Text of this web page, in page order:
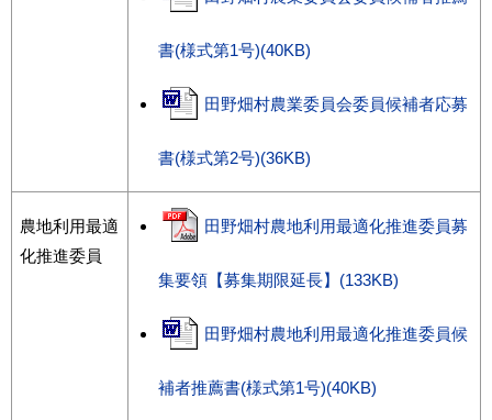
書(様式第1号)(40KB)
田野畑村農業委員会委員候補者応募
書(様式第2号)(36KB)
農地利用最適
化推進委員
田野畑村農地利用最適化推進委員募
集要領【募集期限延長】(133KB)
田野畑村農地利用最適化推進委員候
補者推薦書(様式第1号)(40KB)